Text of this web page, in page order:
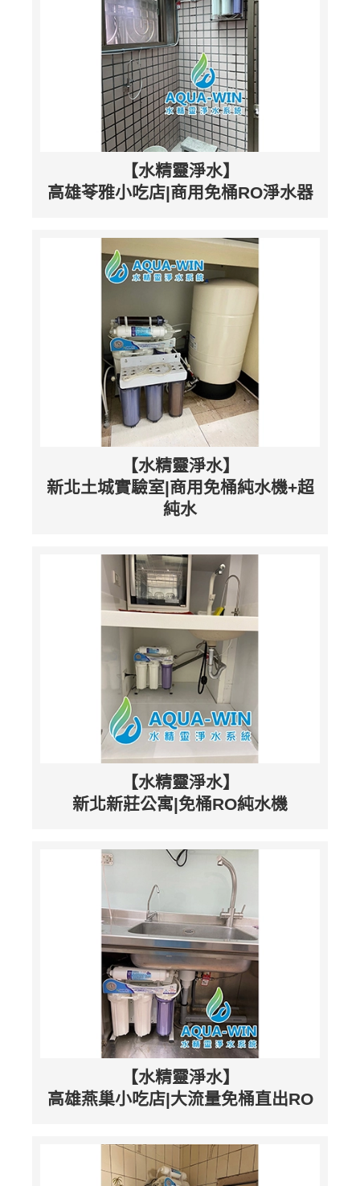
【水精靈淨水】
高雄苓雅小吃店|商用免桶RO淨水器
【水精靈淨水】
新北土城實驗室|商用免桶純水機+超
純水
【水精靈淨水】
新北新莊公寓|免桶RO純水機
【水精靈淨水】
高雄燕巢小吃店|大流量免桶直出RO